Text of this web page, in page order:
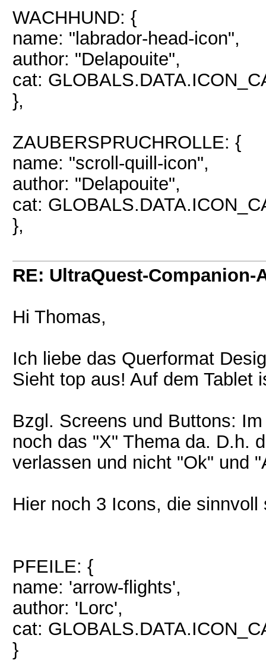
WACHHUND: {
name: "labrador-head-icon",
author: "Delapouite",
cat:
},
ZAUBERSPRUCHROLLE: {
name: "scroll-quill-icon",
author: "Delapouite",
cat:
},
RE: UltraQuest-Companion-
Hi Thomas,
Ich liebe das Querformat
Sieht top aus! Auf dem Tablet
Bzgl. Screens und Buttons:
noch das "X" Thema da. D.h.
verlassen und nicht "Ok" und
Hier noch 3 Icons, die sinnvoll
PFEILE: {
name: 'arrow-flights',
author: 'Lorc',
cat:
}